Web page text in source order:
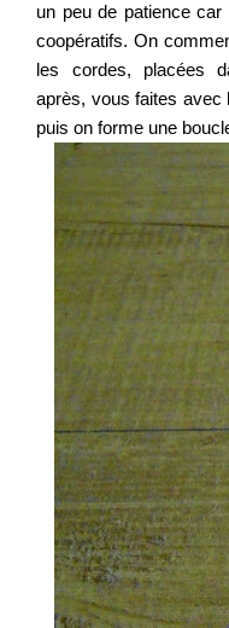
un peu de patience
coopératifs. On
les cordes, placées
après, vous faites avec
puis on forme une